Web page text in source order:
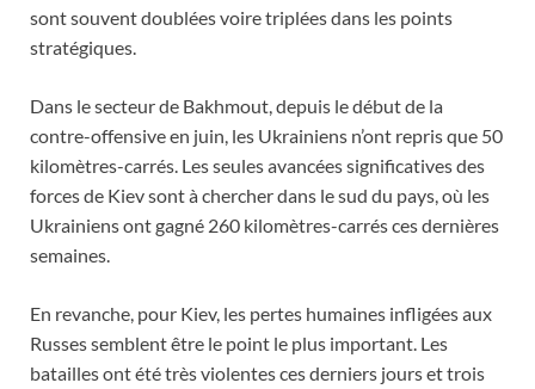
sont souvent doublées voire triplées dans les points
stratégiques.
Dans le secteur de Bakhmout, depuis le début de la
contre-offensive en juin, les Ukrainiens n’ont repris que 50
kilomètres-carrés. Les seules avancées significatives des
forces de Kiev sont à chercher dans le sud du pays, où les
Ukrainiens ont gagné 260 kilomètres-carrés ces dernières
semaines.
En revanche, pour Kiev, les pertes humaines infligées aux
Russes semblent être le point le plus important. Les
batailles ont été très violentes ces derniers jours et trois